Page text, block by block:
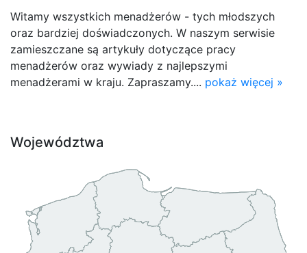
Witamy wszystkich menadżerów - tych młodszych
oraz bardziej doświadczonych. W naszym serwisie
zamieszczane są artykuły dotyczące pracy
menadżerów oraz wywiady z najlepszymi
menadżerami w kraju. Zapraszamy.... pokaż więcej »
Województwa